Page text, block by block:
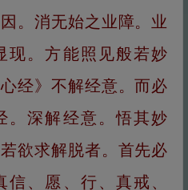
。消无始之业障。业
现。方能照见般若妙
经》不解经意。而必
。深解经意。悟其妙
欲求解脱者。首先必
、愿、行、真戒、